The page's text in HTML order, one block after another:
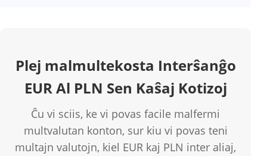
Plej malmultekosta Interŝanĝo
EUR Al PLN Sen Kaŝaj Kotizoj
Ĉu vi sciis, ke vi povas facile malfermi
multvalutan konton, sur kiu vi povas teni
multajn valutojn, kiel EUR kaj PLN inter aliaj,